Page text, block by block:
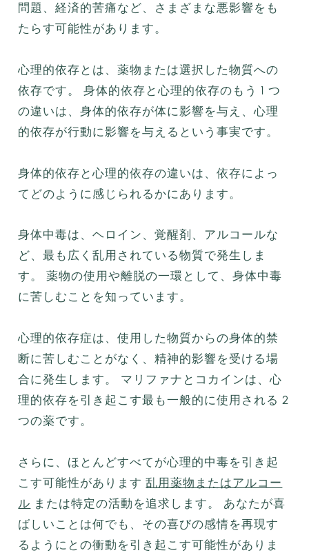
問題、経済的苦痛など、さまざまな悪影響をも
たらす可能性があります。
心理的依存とは、薬物または選択した物質への
依存です。 身体的依存と心理的依存のもう 1 つ
の違いは、身体的依存が体に影響を与え、心理
的依存が行動に影響を与えるという事実です。
身体的依存と心理的依存の違いは、依存によっ
てどのように感じられるかにあります。
身体中毒は、ヘロイン、覚醒剤、アルコールな
ど、最も広く乱用されている物質で発生しま
す。 薬物の使用や離脱の一環として、身体中毒
に苦しむことを知っています。
心理的依存症は、使用した物質からの身体的禁
断に苦しむことがなく、精神的影響を受ける場
合に発生します。 マリファナとコカインは、心
理的依存を引き起こす最も一般的に使用される 2
つの薬です。
さらに、ほとんどすべてが心理的中毒を引き起
こす可能性があります乱用薬物またはアルコー
ル または特定の活動を追求します。 あなたが喜
ばしいことは何でも、その喜びの感情を再現す
るようにとの衝動を引き起こす可能性がありま